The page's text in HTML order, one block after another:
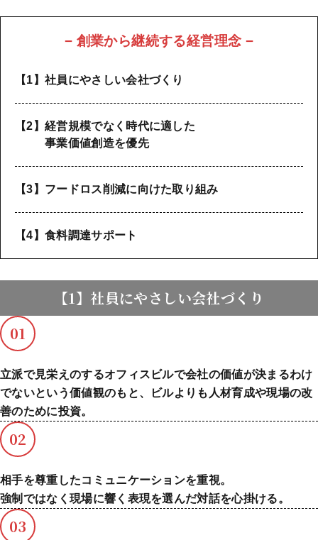
− 創業から継続する経営理念 −
【1】社員にやさしい会社づくり
【2】経営規模でなく時代に適した
事業価値創造を優先
【3】フードロス削減に向けた取り組み
【4】食料調達サポート
【1】社員にやさしい会社づくり
01
立派で見栄えのするオフィスビルで会社の価値が決まるわけ
でないという価値観のもと、ビルよりも人材育成や現場の改
善のために投資。
02
相手を尊重したコミュニケーションを重視。
強制ではなく現場に響く表現を選んだ対話を心掛ける。
03